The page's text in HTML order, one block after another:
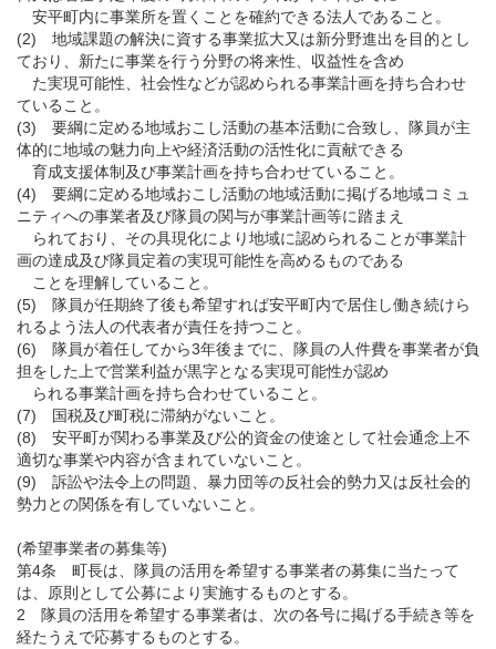
安平町内に事業所を置くことを確約できる法人であること。
(2) 地域課題の解決に資する事業拡大又は新分野進出を目的とし
ており、新たに事業を行う分野の将来性、収益性を含め
た実現可能性、社会性などが認められる事業計画を持ち合わせ
ていること。
(3) 要綱に定める地域おこし活動の基本活動に合致し、隊員が主
体的に地域の魅力向上や経済活動の活性化に貢献できる
育成支援体制及び事業計画を持ち合わせていること。
(4) 要綱に定める地域おこし活動の地域活動に掲げる地域コミュ
ニティへの事業者及び隊員の関与が事業計画等に踏まえ
られており、その具現化により地域に認められることが事業計
画の達成及び隊員定着の実現可能性を高めるものである
ことを理解していること。
(5) 隊員が任期終了後も希望すれば安平町内で居住し働き続けら
れるよう法人の代表者が責任を持つこと。
(6) 隊員が着任してから3年後までに、隊員の人件費を事業者が負
担をした上で営業利益が黒字となる実現可能性が認め
られる事業計画を持ち合わせていること。
(7) 国税及び町税に滞納がないこと。
(8) 安平町が関わる事業及び公的資金の使途として社会通念上不
適切な事業や内容が含まれていないこと。
(9) 訴訟や法令上の問題、暴力団等の反社会的勢力又は反社会的
勢力との関係を有していないこと。
(希望事業者の募集等)
第4条 町長は、隊員の活用を希望する事業者の募集に当たって
は、原則として公募により実施するものとする。
2 隊員の活用を希望する事業者は、次の各号に掲げる手続き等を
経たうえで応募するものとする。